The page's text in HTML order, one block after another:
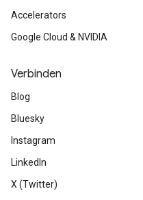
Accelerators
Google Cloud & NVIDIA
Verbinden
Blog
Bluesky
Instagram
LinkedIn
X (Twitter)